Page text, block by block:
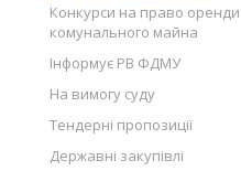
Конкурси на право оренди
комунального майна
Інформує РВ ФДМУ
На вимогу суду
Тендерні пропозиції
Державні закупівлі